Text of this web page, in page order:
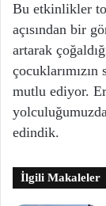
Bu etkinlikler
açısından bir
artarak
mutlu ediyor.
edindik.
İlgili Makaleler